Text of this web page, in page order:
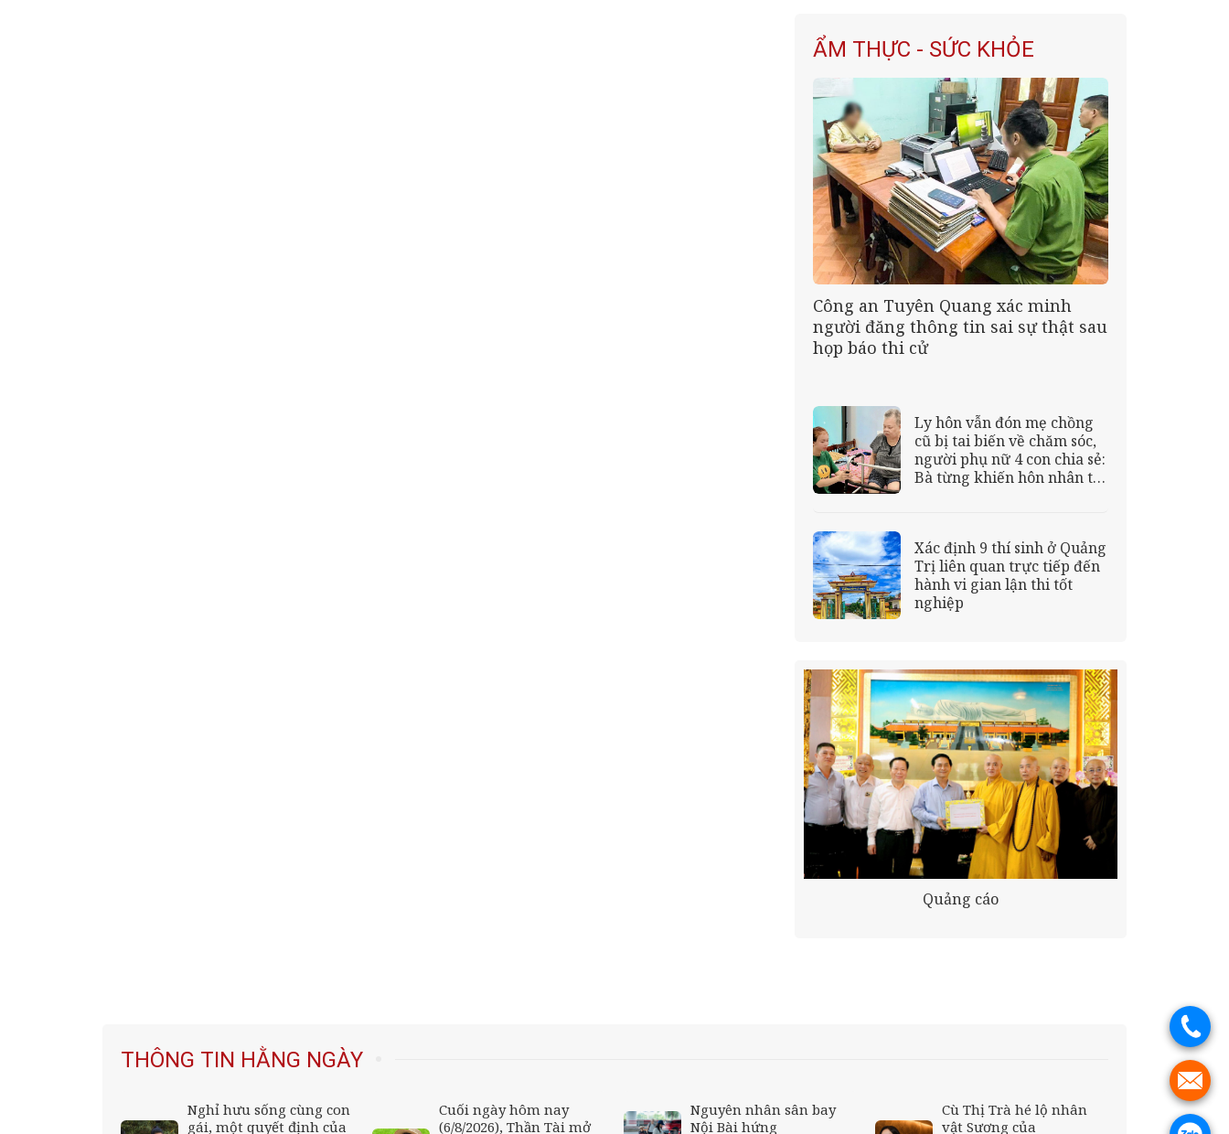
ẨM THỰC - SỨC KHỎE
Công an Tuyên Quang xác minh
người đăng thông tin sai sự thật sau
họp báo thi cử
Ly hôn vẫn đón mẹ chồng
cũ bị tai biến về chăm sóc,
người phụ nữ 4 con chia sẻ:
Bà từng khiến hôn nhân tôi
Xác định 9 thí sinh ở Quảng
Trị liên quan trực tiếp đến
hành vi gian lận thi tốt
nghiệp
Quảng cáo
THÔNG TIN HẰNG NGÀY
Nghỉ hưu sống cùng con
gái, một quyết định của
Cuối ngày hôm nay
(6/8/2026), Thần Tài mở
Nguyên nhân sân bay
Nội Bài hứng
Cù Thị Trà hé lộ nhân
vật Sương của
.
.